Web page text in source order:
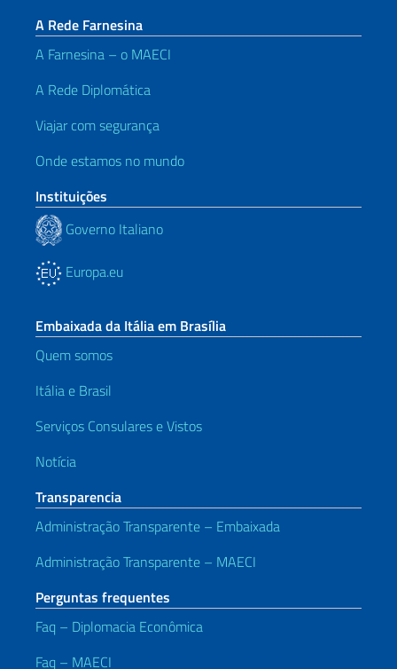
A Rede Farnesina
A Farnesina – o MAECI
A Rede Diplomática
Viajar com segurança
Onde estamos no mundo
Instituições
Governo Italiano
Europa.eu
Embaixada da Itália em Brasília
Quem somos
Itália e Brasil
Serviços Consulares e Vistos
Notícia
Transparencia
Administração Transparente – Embaixada
Administração Transparente – MAECI
Perguntas frequentes
Faq – Diplomacia Econômica
Faq – MAECI